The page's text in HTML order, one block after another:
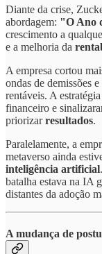
Diante da crise,
abordagem: "O Ano
crescimento a
e a melhoria da
A empresa cortou
ondas de demissões
rentáveis. A
financeiro e
priorizarresultados.
Paralelamente, a
metaverso ainda
inteligência artificial
batalha estava na IA
distantes da adoção
A mudança de